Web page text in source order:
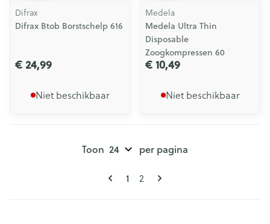
Difrax
Difrax Btob Borstschelp 616
€ 24,99
Niet beschikbaar
Medela
Medela Ultra Thin
Disposable
Zoogkompressen 60
€ 10,49
Niet beschikbaar
Pagina's
U lees momenteel pagina
1 Pagina
2
Toon per pagina